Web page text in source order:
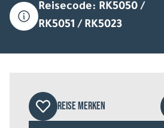
Reisecode: RK5050 /
RK5051 / RK5023
REISE MERKEN